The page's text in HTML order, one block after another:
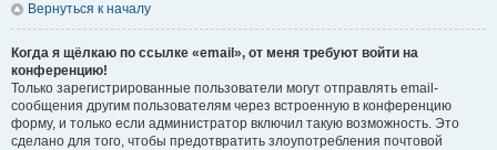
Вернуться к началу
Когда я щёлкаю по ссылке «email», от меня требуют войти на
конференцию!
Только зарегистрированные пользователи могут отправлять email-
сообщения другим пользователям через встроенную в конференцию
форму, и только если администратор включил такую возможность. Это
сделано для того, чтобы предотвратить злоупотребления почтовой